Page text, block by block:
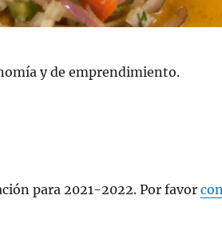
y de emprendimiento.
para 2021-2022. Por favor